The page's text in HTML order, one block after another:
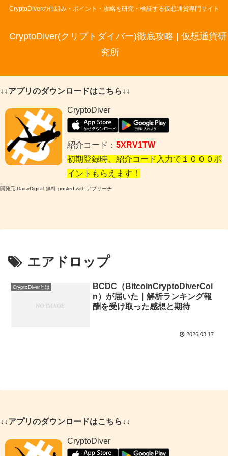
CryptoDiverの仕組み・ポイント・攻略を研究・検証する仮想通貨専門サイト
CryptoDiver(クリプトダイバー)徹底攻略 | 仮想通貨研
究所
↓↓アプリのダウンロードはこちら↓↓
CryptoDiver
紹介コード： 5XRV1TW
初期登録時、紹介コード入力で１０００ポ
イントもらえます！
開発元:DaisyDigital 無料 posted with アプリーチ
エアドロップ
CryptoDiverとは
BCDC（BitcoinCryptoDiverCoi
n）が届いた｜解析ランキング報
酬を受け取った感想と期待
2026.03.17
↓↓アプリのダウンロードはこちら↓↓
CryptoDiver